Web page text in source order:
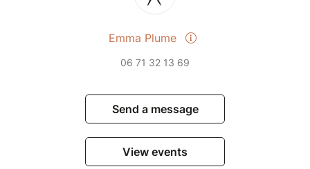
Emma Plume
06 71 32 13 69
Send a message
View events